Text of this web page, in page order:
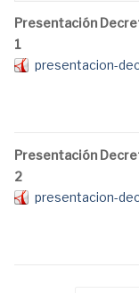
Presentación
1
presentacion-
Presentación
2
presentacion-